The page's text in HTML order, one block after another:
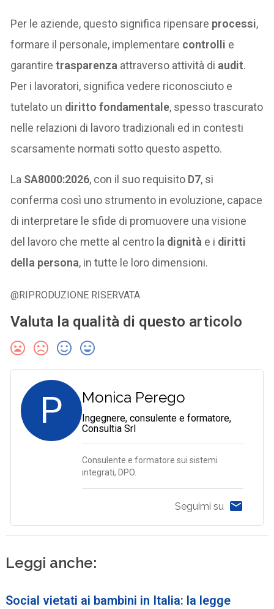
Per le aziende, questo significa ripensare processi,
formare il personale, implementare controlli e
garantiretrasparenza attraverso attività di audit.
Per i lavoratori, significa vedere riconosciuto e
tutelato un diritto fondamentale, spesso trascurato
nelle relazioni di lavoro tradizionali ed in contesti
scarsamente normati sotto questo aspetto.
La SA8000:2026, con il suo requisito D7, si
conferma così uno strumento in evoluzione, capace
di interpretare le sfide di promuovere una visione
del lavoro che mette al centro la dignità e i diritti
della persona, in tutte le loro dimensioni.
@RIPRODUZIONE RISERVATA
Valuta la qualità di questo articolo
P Monica Perego
Ingegnere, consulente e formatore,
Consultia Srl
Consulente e formatore sui sistemi
integrati, DPO.
Seguimi su
Leggi anche:
Social vietati ai bambini in Italia: la legge